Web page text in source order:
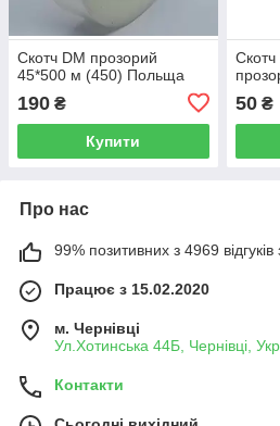
Скотч DM прозорий
45*500 м (450) Польща
190 ₴
Купити
50₴
Про нас
99% позитивних з 4969 відгуків
Працює з 15.02.2020
м. Чернівці
Ул.Хотинська 44Б, Чернівці,
Контакти